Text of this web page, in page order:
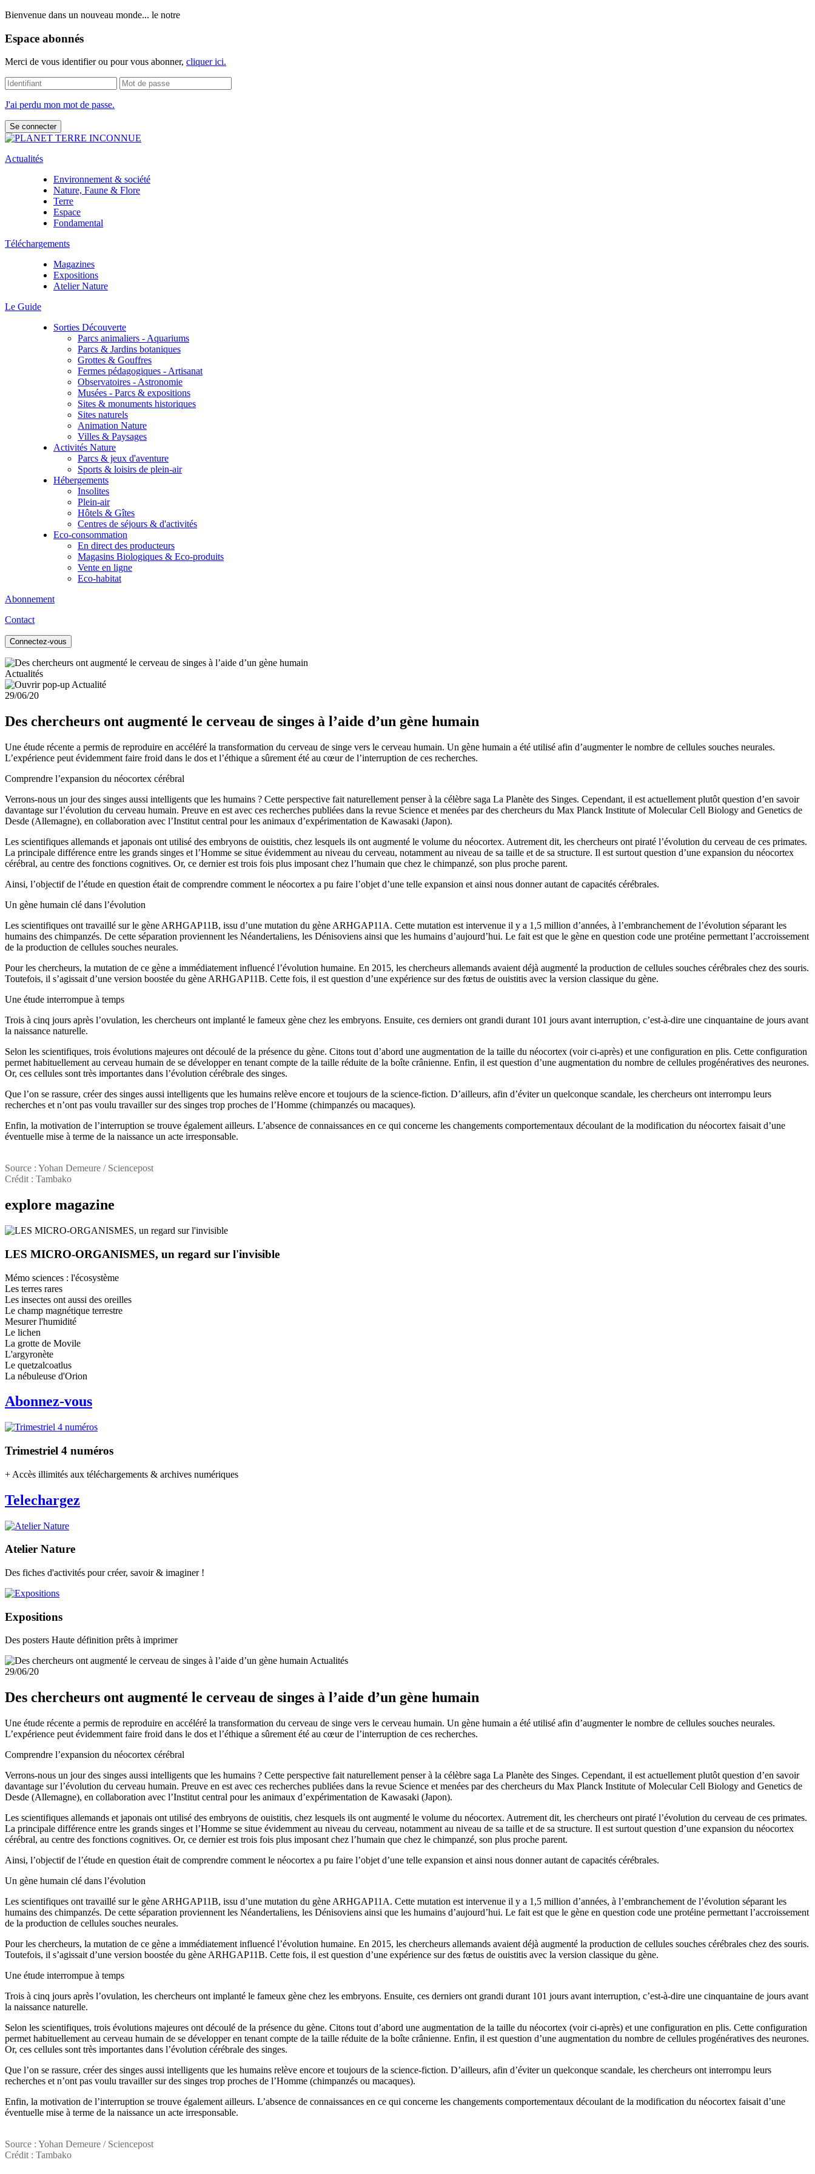
Bienvenue dans un nouveau monde... le notre
Espace abonnés
Merci de vous identifier ou pour vous abonner, cliquer ici.
J'ai perdu mon mot de passe.
Actualités
Environnement & société
Nature, Faune & Flore
Terre
Espace
Fondamental
Téléchargements
Magazines
Expositions
Atelier Nature
Le Guide
Sorties Découverte
Parcs animaliers - Aquariums
Parcs & Jardins botaniques
Grottes & Gouffres
Fermes pédagogiques - Artisanat
Observatoires - Astronomie
Musées - Parcs & expositions
Sites & monuments historiques
Sites naturels
Animation Nature
Villes & Paysages
Activités Nature
Parcs & jeux d'aventure
Sports & loisirs de plein-air
Hébergements
Insolites
Plein-air
Hôtels & Gîtes
Centres de séjours & d'activités
Eco-consommation
En direct des producteurs
Magasins Biologiques & Eco-produits
Vente en ligne
Eco-habitat
Abonnement
Contact
Connectez-vous
Actualités
29/06/20
Des chercheurs ont augmenté le cerveau de singes à l’aide d’un gène humain
Une étude récente a permis de reproduire en accéléré la transformation du cerveau de singe vers le cerveau humain. Un gène humain a été utilisé afin d’augmenter le nombre de cellules souches neurales.
L’expérience peut évidemment faire froid dans le dos et l’éthique a sûrement été au cœur de l’interruption de ces recherches.
Comprendre l’expansion du néocortex cérébral
Verrons-nous un jour des singes aussi intelligents que les humains ? Cette perspective fait naturellement penser à la célèbre saga La Planète des Singes. Cependant, il est actuellement plutôt question d’en savoir
davantage sur l’évolution du cerveau humain. Preuve en est avec ces recherches publiées dans la revue Science et menées par des chercheurs du Max Planck Institute of Molecular Cell Biology and Genetics de
Desde (Allemagne), en collaboration avec l’Institut central pour les animaux d’expérimentation de Kawasaki (Japon).
Les scientifiques allemands et japonais ont utilisé des embryons de ouistitis, chez lesquels ils ont augmenté le volume du néocortex. Autrement dit, les chercheurs ont piraté l’évolution du cerveau de ces primates.
La principale différence entre les grands singes et l’Homme se situe évidemment au niveau du cerveau, notamment au niveau de sa taille et de sa structure. Il est surtout question d’une expansion du néocortex
cérébral, au centre des fonctions cognitives. Or, ce dernier est trois fois plus imposant chez l’humain que chez le chimpanzé, son plus proche parent.
Ainsi, l’objectif de l’étude en question était de comprendre comment le néocortex a pu faire l’objet d’une telle expansion et ainsi nous donner autant de capacités cérébrales.
Un gène humain clé dans l’évolution
Les scientifiques ont travaillé sur le gène ARHGAP11B, issu d’une mutation du gène ARHGAP11A. Cette mutation est intervenue il y a 1,5 million d’années, à l’embranchement de l’évolution séparant les
humains des chimpanzés. De cette séparation proviennent les Néandertaliens, les Dénisoviens ainsi que les humains d’aujourd’hui. Le fait est que le gène en question code une protéine permettant l’accroissement
de la production de cellules souches neurales.
Pour les chercheurs, la mutation de ce gène a immédiatement influencé l’évolution humaine. En 2015, les chercheurs allemands avaient déjà augmenté la production de cellules souches cérébrales chez des souris.
Toutefois, il s’agissait d’une version boostée du gène ARHGAP11B. Cette fois, il est question d’une expérience sur des fœtus de ouistitis avec la version classique du gène.
Une étude interrompue à temps
Trois à cinq jours après l’ovulation, les chercheurs ont implanté le fameux gène chez les embryons. Ensuite, ces derniers ont grandi durant 101 jours avant interruption, c’est-à-dire une cinquantaine de jours avant
la naissance naturelle.
Selon les scientifiques, trois évolutions majeures ont découlé de la présence du gène. Citons tout d’abord une augmentation de la taille du néocortex (voir ci-après) et une configuration en plis. Cette configuration
permet habituellement au cerveau humain de se développer en tenant compte de la taille réduite de la boîte crânienne. Enfin, il est question d’une augmentation du nombre de cellules progénératives des neurones.
Or, ces cellules sont très importantes dans l’évolution cérébrale des singes.
Que l’on se rassure, créer des singes aussi intelligents que les humains relève encore et toujours de la science-fiction. D’ailleurs, afin d’éviter un quelconque scandale, les chercheurs ont interrompu leurs
recherches et n’ont pas voulu travailler sur des singes trop proches de l’Homme (chimpanzés ou macaques).
Enfin, la motivation de l’interruption se trouve également ailleurs. L’absence de connaissances en ce qui concerne les changements comportementaux découlant de la modification du néocortex faisait d’une
éventuelle mise à terme de la naissance un acte irresponsable.
Source : Yohan Demeure / Sciencepost
Crédit : Tambako
explore magazine
LES MICRO-ORGANISMES, un regard sur l'invisible
Mémo sciences : l'écosystème
Les terres rares
Les insectes ont aussi des oreilles
Le champ magnétique terrestre
Mesurer l'humidité
Le lichen
La grotte de Movile
L'argyronète
Le quetzalcoatlus
La nébuleuse d'Orion
Abonnez-vous
Trimestriel 4 numéros
+ Accès illimités aux téléchargements & archives numériques
Telechargez
Atelier Nature
Des fiches d'activités pour créer, savoir & imaginer !
Expositions
Des posters Haute définition prêts à imprimer
Actualités
29/06/20
Des chercheurs ont augmenté le cerveau de singes à l’aide d’un gène humain
Une étude récente a permis de reproduire en accéléré la transformation du cerveau de singe vers le cerveau humain. Un gène humain a été utilisé afin d’augmenter le nombre de cellules souches neurales.
L’expérience peut évidemment faire froid dans le dos et l’éthique a sûrement été au cœur de l’interruption de ces recherches.
Comprendre l’expansion du néocortex cérébral
Verrons-nous un jour des singes aussi intelligents que les humains ? Cette perspective fait naturellement penser à la célèbre saga La Planète des Singes. Cependant, il est actuellement plutôt question d’en savoir
davantage sur l’évolution du cerveau humain. Preuve en est avec ces recherches publiées dans la revue Science et menées par des chercheurs du Max Planck Institute of Molecular Cell Biology and Genetics de
Desde (Allemagne), en collaboration avec l’Institut central pour les animaux d’expérimentation de Kawasaki (Japon).
Les scientifiques allemands et japonais ont utilisé des embryons de ouistitis, chez lesquels ils ont augmenté le volume du néocortex. Autrement dit, les chercheurs ont piraté l’évolution du cerveau de ces primates.
La principale différence entre les grands singes et l’Homme se situe évidemment au niveau du cerveau, notamment au niveau de sa taille et de sa structure. Il est surtout question d’une expansion du néocortex
cérébral, au centre des fonctions cognitives. Or, ce dernier est trois fois plus imposant chez l’humain que chez le chimpanzé, son plus proche parent.
Ainsi, l’objectif de l’étude en question était de comprendre comment le néocortex a pu faire l’objet d’une telle expansion et ainsi nous donner autant de capacités cérébrales.
Un gène humain clé dans l’évolution
Les scientifiques ont travaillé sur le gène ARHGAP11B, issu d’une mutation du gène ARHGAP11A. Cette mutation est intervenue il y a 1,5 million d’années, à l’embranchement de l’évolution séparant les
humains des chimpanzés. De cette séparation proviennent les Néandertaliens, les Dénisoviens ainsi que les humains d’aujourd’hui. Le fait est que le gène en question code une protéine permettant l’accroissement
de la production de cellules souches neurales.
Pour les chercheurs, la mutation de ce gène a immédiatement influencé l’évolution humaine. En 2015, les chercheurs allemands avaient déjà augmenté la production de cellules souches cérébrales chez des souris.
Toutefois, il s’agissait d’une version boostée du gène ARHGAP11B. Cette fois, il est question d’une expérience sur des fœtus de ouistitis avec la version classique du gène.
Une étude interrompue à temps
Trois à cinq jours après l’ovulation, les chercheurs ont implanté le fameux gène chez les embryons. Ensuite, ces derniers ont grandi durant 101 jours avant interruption, c’est-à-dire une cinquantaine de jours avant
la naissance naturelle.
Selon les scientifiques, trois évolutions majeures ont découlé de la présence du gène. Citons tout d’abord une augmentation de la taille du néocortex (voir ci-après) et une configuration en plis. Cette configuration
permet habituellement au cerveau humain de se développer en tenant compte de la taille réduite de la boîte crânienne. Enfin, il est question d’une augmentation du nombre de cellules progénératives des neurones.
Or, ces cellules sont très importantes dans l’évolution cérébrale des singes.
Que l’on se rassure, créer des singes aussi intelligents que les humains relève encore et toujours de la science-fiction. D’ailleurs, afin d’éviter un quelconque scandale, les chercheurs ont interrompu leurs
recherches et n’ont pas voulu travailler sur des singes trop proches de l’Homme (chimpanzés ou macaques).
Enfin, la motivation de l’interruption se trouve également ailleurs. L’absence de connaissances en ce qui concerne les changements comportementaux découlant de la modification du néocortex faisait d’une
éventuelle mise à terme de la naissance un acte irresponsable.
Source : Yohan Demeure / Sciencepost
Crédit : Tambako